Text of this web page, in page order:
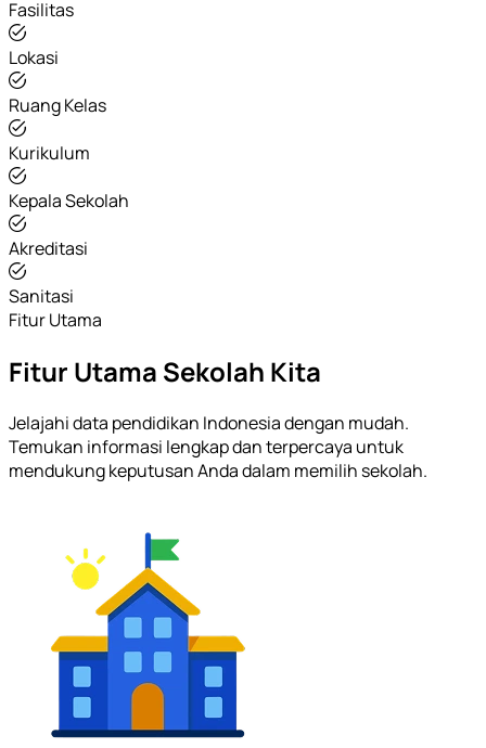
Fasilitas
Lokasi
Ruang Kelas
Kurikulum
Kepala Sekolah
Akreditasi
Sanitasi
Fitur Utama
Fitur Utama Sekolah Kita
Jelajahi data pendidikan Indonesia dengan mudah.
Temukan informasi lengkap dan terpercaya untuk
mendukung keputusan Anda dalam memilih sekolah.